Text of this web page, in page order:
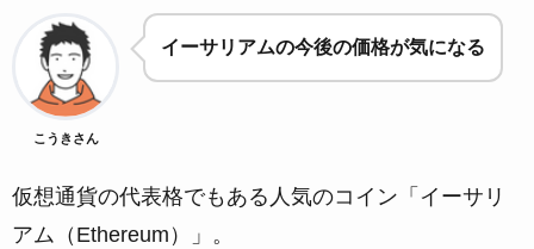
こうきさん
イーサリアムの今後の価格が気になる
仮想通貨の代表格でもある人気のコイン「イーサリ
アム（Ethereum）」。